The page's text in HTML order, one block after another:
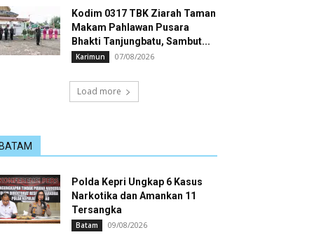
Kodim 0317 TBK Ziarah Taman
Makam Pahlawan Pusara
Bhakti Tanjungbatu, Sambut...
Karimun 07/08/2026
Load more
BATAM
Polda Kepri Ungkap 6 Kasus
Narkotika dan Amankan 11
Tersangka
Batam 09/08/2026